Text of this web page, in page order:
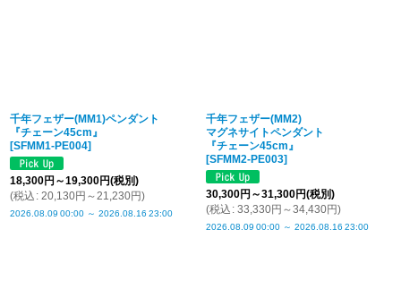
千年フェザー(MM1)ペンダント
『チェーン45cm』
[SFMM1-PE004]
18,300円 ～19,300円(税別)
(税込 : 20,130円 ～21,230円)
2026.08.09 00:00 ～ 2026.08.16 23:00
千年フェザー(MM2)
マグネサイトペンダント
『チェーン45cm』
[SFMM2-PE003]
30,300円 ～31,300円(税別)
(税込 : 33,330円 ～34,430円)
2026.08.09 00:00 ～ 2026.08.16 23:00